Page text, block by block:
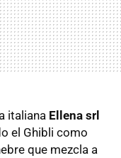
italiana Ellena srl
el Ghibli como
que mezcla a